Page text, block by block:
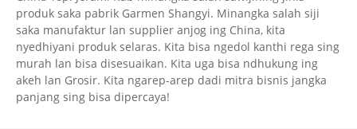
produk saka pabrik Garmen Shangyi. Minangka salah siji
saka manufaktur lan supplier anjog ing China, kita
nyedhiyani produk selaras. Kita bisa ngedol kanthi rega sing
murah lan bisa disesuaikan. Kita uga bisa ndhukung ing
akeh lan Grosir. Kita ngarep-arep dadi mitra bisnis jangka
panjang sing bisa dipercaya!